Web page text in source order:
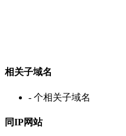
相关子域名
- 个相关子域名
同IP网站